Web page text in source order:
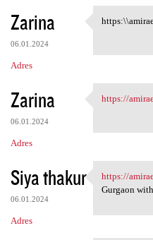
Zarina
06.01.2024
Adres
Zarina
06.01.2024
Adres
https://
https://
Siya thakur
06.01.2024
Adres
https://
https://
Gurgaon